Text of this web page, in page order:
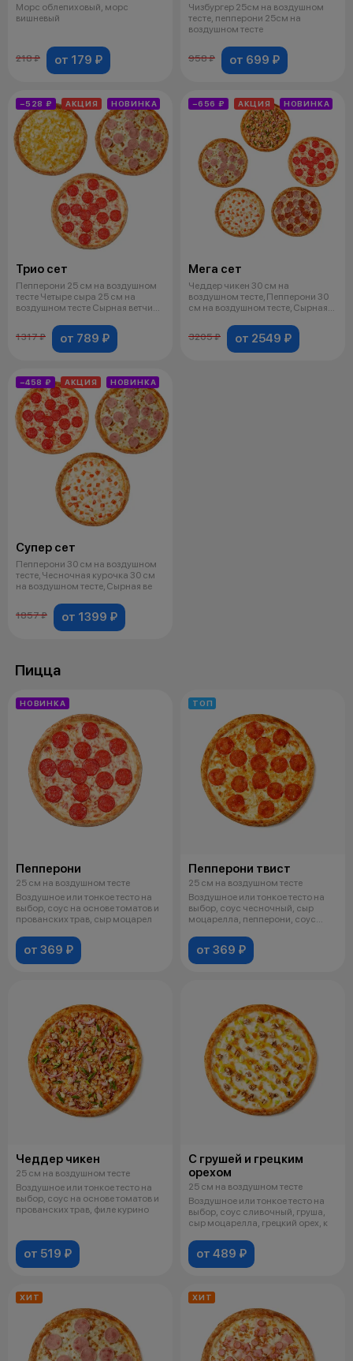
Морс облепиховый, морс
вишневый
218 ₽ от 179 ₽
Чизбургер 25см на воздушном
тесте, пепперони 25см на
воздушном тесте
958 ₽ от 699 ₽
−528 ₽ АКЦИЯ НОВИНКА
Трио сет
Пепперони 25 см на воздушном
тесте Четыре сыра 25 см на
воздушном тесте Сырная ветчина
1317 ₽
от 789 ₽
−656 ₽ АКЦИЯ НОВИНКА
Мега сет
Чеддер чикен 30 см на
воздушном тесте, Пепперони 30
см на воздушном тесте, Сырная
3205 ₽
от 2549 ₽
−458 ₽ АКЦИЯ НОВИНКА
Супер сет
Пепперони 30 см на воздушном
тесте, Чесночная курочка 30 см
на воздушном тесте, Сырная ве
1857 ₽ от 1399 ₽
Пицца
НОВИНКА
Пепперони
25 см на воздушном тесте
Воздушное или тонкое тесто на
выбор, соус на основе томатов и
прованских трав, сыр моцарел
от 369 ₽
ТОП
Пепперони твист
25 см на воздушном тесте
Воздушное или тонкое тесто на
выбор, соус чесночный, сыр
моцарелла, пепперони, соус
от 369 ₽
Чеддер чикен
25 см на воздушном тесте
Воздушное или тонкое тесто на
выбор, соус на основе томатов и
прованских трав, филе курино
от 519 ₽
С грушей и грецким
орехом
25 см на воздушном тесте
Воздушное или тонкое тесто на
выбор, соус сливочный, груша,
сыр моцарелла, грецкий орех, к
от 489 ₽
ХИТ ХИТ